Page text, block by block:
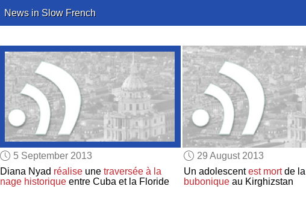
News in Slow French
5 September 2013
Diana Nyad réaliseune traversée à la
nage historiqueentre Cuba et la Floride
29 August 2013
Un adolescentest mortde la
buboniqueau Kirghizstan